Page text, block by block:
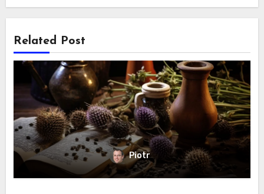
Related Post
Piotr